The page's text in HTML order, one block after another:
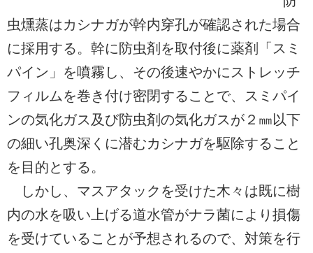
虫燻蒸はカシナガが幹内穿孔が確認された場合
に採用する。幹に防虫剤を取付後に薬剤「スミ
パイン」を噴霧し、その後速やかにストレッチ
フィルムを巻き付け密閉することで、スミパイ
ンの気化ガス及び防虫剤の気化ガスが２㎜以下
の細い孔奥深くに潜むカシナガを駆除すること
を目的とする。
しかし、マスアタックを受けた木々は既に樹
内の水を吸い上げる道水管がナラ菌により損傷
を受けていることが予想されるので、対策を行